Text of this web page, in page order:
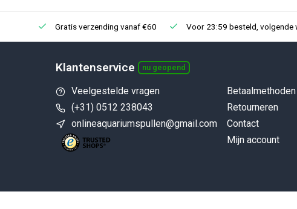
Gratis verzending vanaf €60 Voor 23:59 besteld, volgende
Klantenservice nu geopend
Veelgestelde vragen
(+31) 0512 238043
onlineaquariumspullen@gmail.com
Betaalmethoden
Retourneren
Contact
Mijn account